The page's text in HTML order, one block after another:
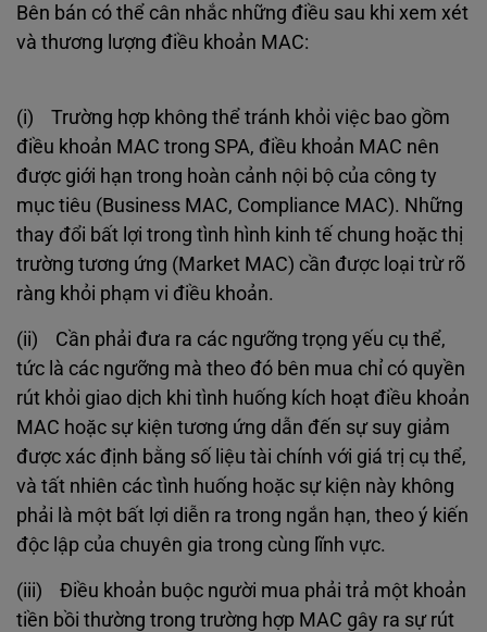
Bên bán có thể cân nhắc những điều sau khi xem xét
và thương lượng điều khoản MAC:
(i) Trường hợp không thể tránh khỏi việc bao gồm
điều khoản MAC trong SPA, điều khoản MAC nên
được giới hạn trong hoàn cảnh nội bộ của công ty
mục tiêu (Business MAC, Compliance MAC). Những
thay đổi bất lợi trong tình hình kinh tế chung hoặc thị
trường tương ứng (Market MAC) cần được loại trừ rõ
ràng khỏi phạm vi điều khoản.
(ii) Cần phải đưa ra các ngưỡng trọng yếu cụ thể,
tức là các ngưỡng mà theo đó bên mua chỉ có quyền
rút khỏi giao dịch khi tình huống kích hoạt điều khoản
MAC hoặc sự kiện tương ứng dẫn đến sự suy giảm
được xác định bằng số liệu tài chính với giá trị cụ thể,
và tất nhiên các tình huống hoặc sự kiện này không
phải là một bất lợi diễn ra trong ngắn hạn, theo ý kiến
độc lập của chuyên gia trong cùng lĩnh vực.
(iii) Điều khoản buộc người mua phải trả một khoản
tiền bồi thường trong trường hợp MAC gây ra sự rút